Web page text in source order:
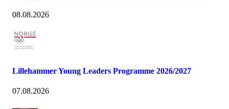
08.08.2026
Lillehammer Young Leaders Programme 2026/2027
07.08.2026